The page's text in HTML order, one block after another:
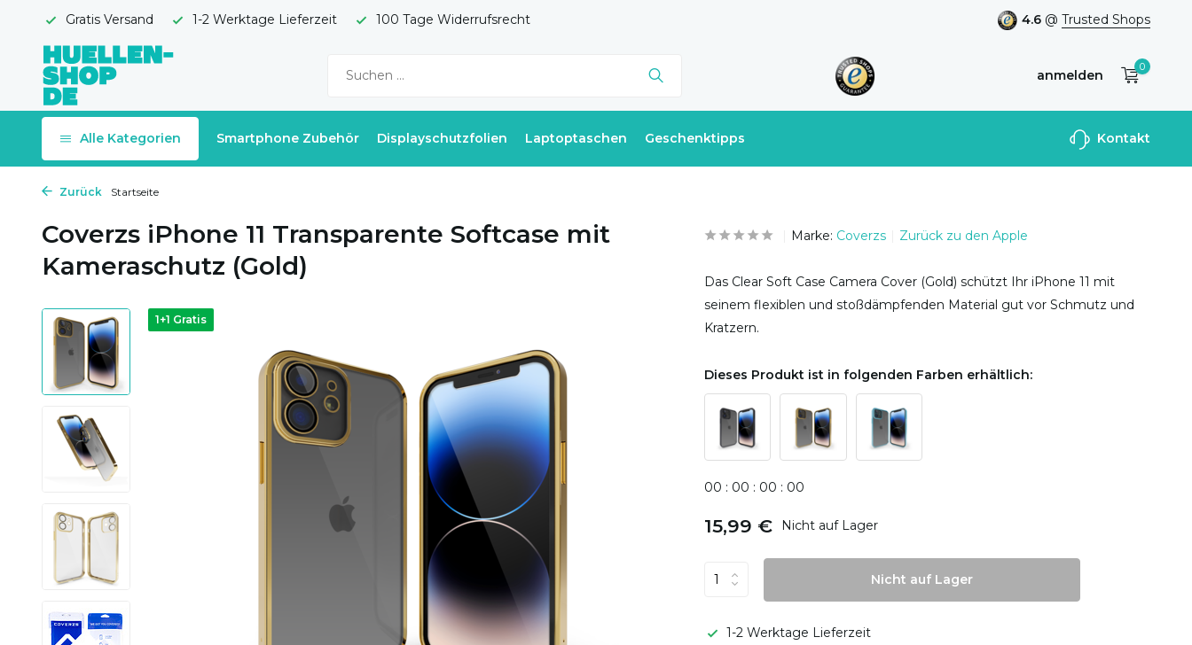
Gratis Versand 1-2 Werktage Lieferzeit 100 Tage Widerrufsrecht 4.6 @ Trusted Shops
anmelden
Benutzerkonto
0
Alle Kategorien Smartphone Zubehör Displayschutzfolien Laptoptaschen Geschenktipps Kontakt
Zurück Startseite
Coverzs iPhone 11 Transparente Softcase mit
Kameraschutz (Gold)
1+1 Gratis
Marke: Coverzs Zurück zu den Apple
Das Clear Soft Case Camera Cover (Gold) schützt Ihr iPhone 11 mit
seinem flexiblen und stoßdämpfenden Material gut vor Schmutz und
Kratzern.
Dieses Produkt ist in folgenden Farben erhältlich:
00 : 00 : 00 : 00
15,99 € Nicht auf Lager
Nicht auf Lager
1-2 Werktage Lieferzeit